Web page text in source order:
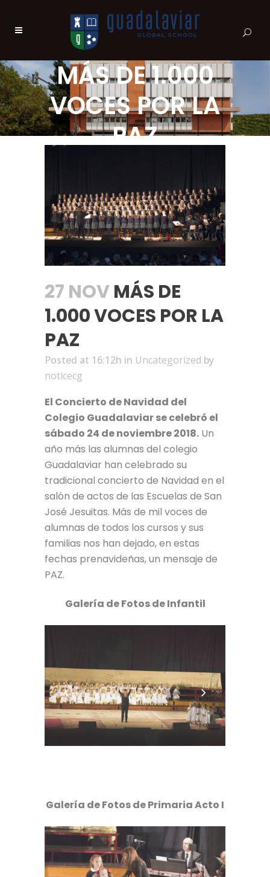
MÁS DE 1.000
VOCES POR LA
PAZ
27 NOVMÁS DE
1.000 VOCES POR LA
PAZ
Posted at 16:12h in Uncategorized by
noticecg
El Concierto de Navidad del
Colegio Guadalaviar se celebró el
sábado 24 de noviembre 2018. Un
año más las alumnas del colegio
Guadalaviar han celebrado su
tradicional concierto de Navidad en el
salón de actos de las Escuelas de San
José Jesuitas. Más de mil voces de
alumnas de todos los cursos y sus
familias nos han dejado, en estas
fechas prenavideñas, un mensaje de
PAZ.
Galería de Fotos de Infantil
Galería de Fotos de Primaria Acto I